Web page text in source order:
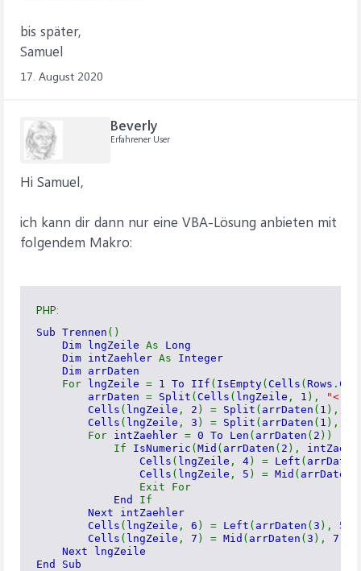
bis später,
Samuel
17. August 2020
Beverly
Erfahrener User
Hi Samuel,
ich kann dir dann nur eine VBA-Lösung anbieten mit
folgendem Makro:
PHP:
Sub Trennen ()
Dim lngZeile As Long
Dim intZaehler As Integer
Dim arrDaten
For
lngZeile = 1 To IIf ( IsEmpty( Cells ( Rows .
arrDaten = Split ( Cells ( lngZeile , 1 ),
"<
Cells ( lngZeile , 2 ) = Split ( arrDaten ( 1 ),
Cells ( lngZeile , 3 ) = Split ( arrDaten ( 1 ),
For intZaehler = 0 To Len ( arrDaten ( 2 ))
If IsNumeric ( Mid ( arrDaten ( 2 ),
Cells ( lngZeile , 4 ) = Left ( arrDaten
Cells ( lngZeile , 5 ) = Mid ( arrDaten
Exit For
End If
Next intZaehler
Cells ( lngZeile , 6 ) = Left ( arrDaten ( 3 ), 5
Cells ( lngZeile , 7 ) = Mid ( arrDaten ( 3 ), 7
Next lngZeile
End Sub